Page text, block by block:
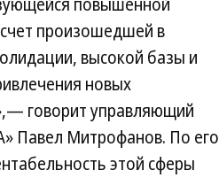
произошедшей в
высокой базы и
новых
говорит управляющий
Павел Митрофанов. По его
этой сферы